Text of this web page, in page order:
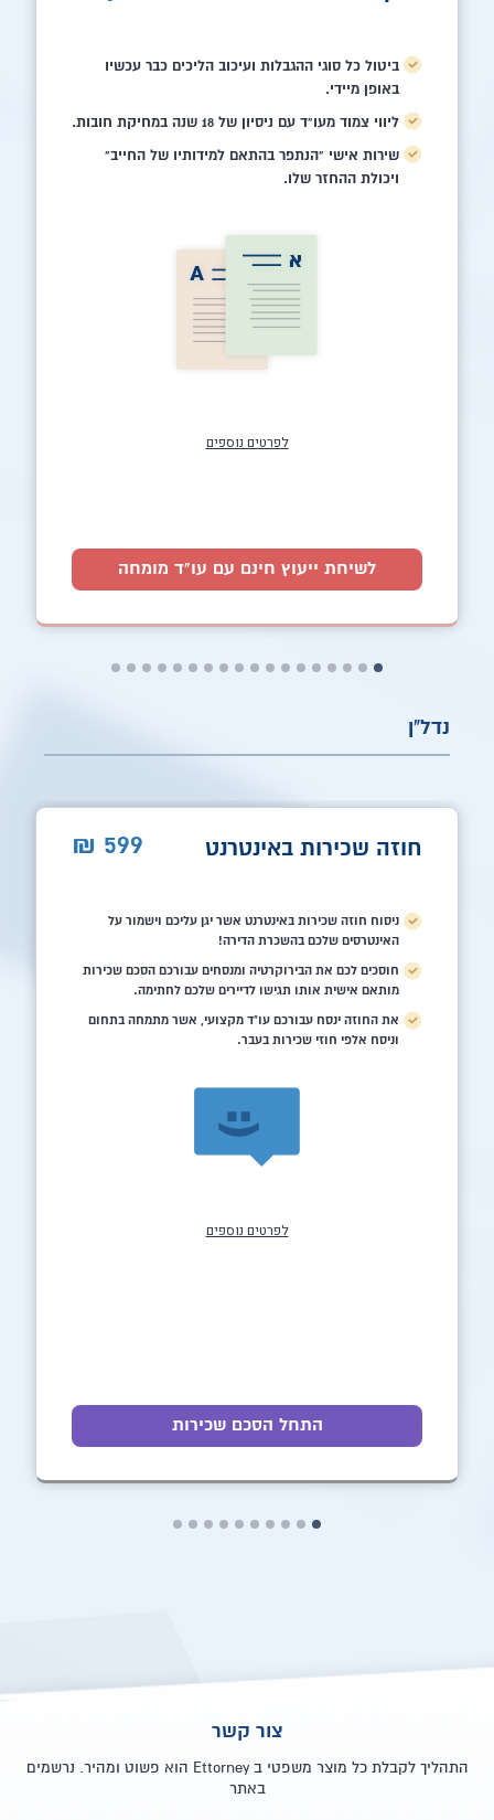
ביטול כל סוגי ההגבלות ועיכוב הליכים כבר עכשיו
באופן מיידי.
ליווי צמוד מעו"ד עם ניסיון של 18 שנה במחיקת חובות.
שירות אישי "הנתפר בהתאם למידותיו של החייב"
ויכולת ההחזר שלו.
לפרטים נוספים
לשיחת ייעוץ חינם עם עו"ד מומחה
נדל"ן
599
₪ חוזה שכירות באינטרנט
ניסוח חוזה שכירות באינטרנט אשר יגן עליכם וישמור על
האינטרסים שלכם בהשכרת הדירה!
חוסכים לכם את הבירוקרטיה ומנסחים עבורכם הסכם שכירות
מותאם אישית אותו תגישו לדיירים שלכם לחתימה.
את החוזה ינסח עבורכם עו"ד מקצועי, אשר מתמחה בתחום
וניסח אלפי חוזי שכירות בעבר.
לפרטים נוספים
התחל הסכם שכירות
צור קשר
התהליך לקבלת כל מוצר משפטי ב Ettorney הוא פשוט ומהיר. נרשמים
באתר